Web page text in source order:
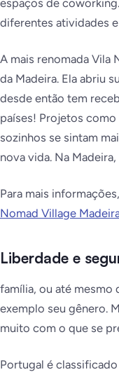
espaços de
diferentes atividades
A mais renomada Vila
da Madeira. Ela abriu
desde então tem
países! Projetos
sozinhos se sintam
nova vida. Na
Para mais
Nomad Village
Liberdade e
família, ou até mesmo
exemplo seu gênero.
muito com o que se
Portugal é